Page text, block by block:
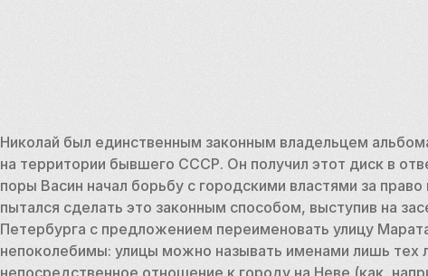
Николай был единственным законным владельцем
на территории бывшего СССР. Он получил этот диск в
поры Васин начал борьбу с городскими властями за
пытался сделать это законным способом, выступив на
Петербурга с предложением переименовать улицу
непоколебимы: улицы можно называть именами лишь тех
непосредственное отношение к городу на Неве (как,